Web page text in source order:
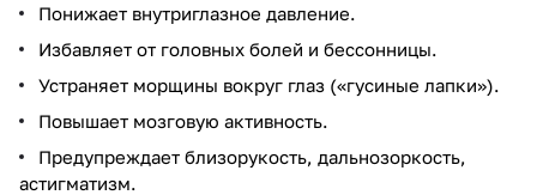
Понижает внутриглазное давление.
Избавляет от головных болей и бессонницы.
Устраняет морщины вокруг глаз («гусиные лапки»).
Повышает мозговую активность.
Предупреждает близорукость, дальнозоркость,
астигматизм.